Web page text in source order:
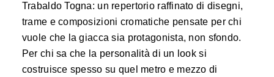
Trabaldo Togna: un repertorio raffinato di disegni,
trame e composizioni cromatiche pensate per chi
vuole che la giacca sia protagonista, non sfondo.
Per chi sa che la personalità di un look si
costruisce spesso su quel metro e mezzo di